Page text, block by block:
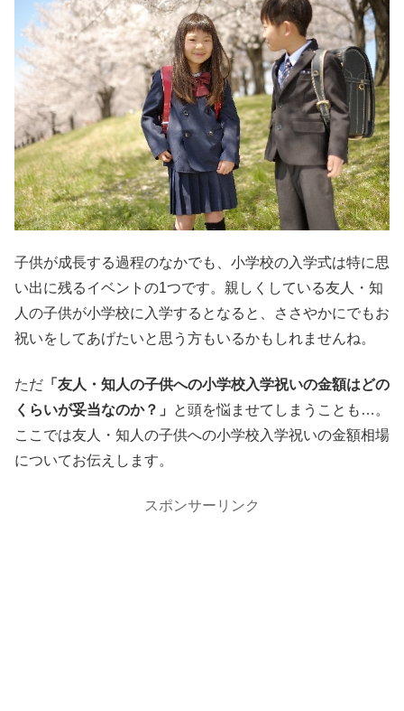
子供が成長する過程のなかでも、小学校の入学式は特に思
い出に残るイベントの1つです。親しくしている友人・知
人の子供が小学校に入学するとなると、ささやかにでもお
祝いをしてあげたいと思う方もいるかもしれませんね。
ただ 「友人・知人の子供への小学校入学祝いの金額はどの
くらいが妥当なのか？」
と頭を悩ませてしまうことも…。
ここでは友人・知人の子供への小学校入学祝いの金額相場
についてお伝えします。
スポンサーリンク